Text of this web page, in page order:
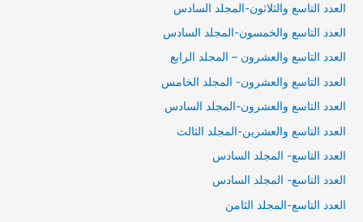
العدد التاسع والثلاثون-المجلد السادس
العدد التاسع والخمسون-المجلد السادس
العدد التاسع والعشرون – المجلد الرابع
العدد التاسع والعشرون- المجلد الخامس
العدد التاسع والعشرون-المجلد السادس
العدد التاسع والعشرين-المجلد الثالث
العدد التاسع- المجلد السادس
العدد التاسع- المجلد السادس
العدد التاسع-المجلد الثامن